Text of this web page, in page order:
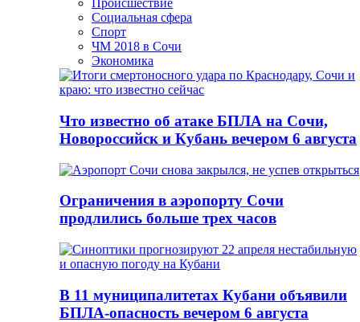
Происшествие
Социальная сфера
Спорт
ЧМ 2018 в Сочи
Экономика
Что известно об атаке БПЛА на Сочи,
Новороссийск и Кубань вечером 6 августа
Ограничения в аэропорту Сочи
продлились больше трех часов
В 11 муниципалитетах Кубани объявили
БПЛА-опасность вечером 6 августа